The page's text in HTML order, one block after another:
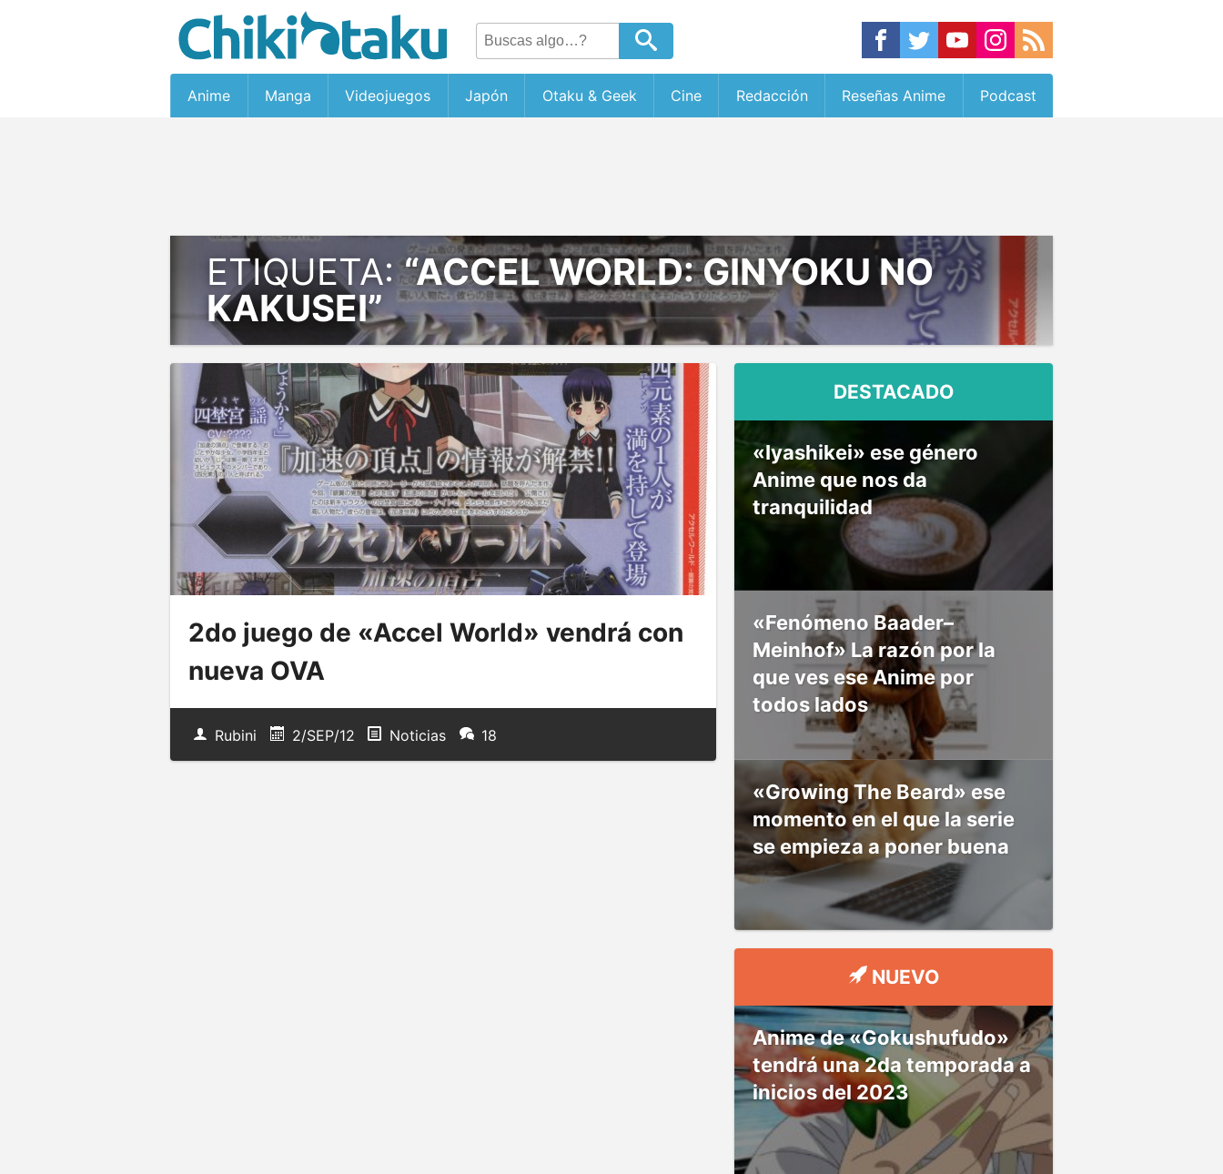
Anime Manga Videojuegos Japón Otaku & Geek Cine Redacción Reseñas Anime Podcast
ETIQUETA:“ACCEL WORLD: GINYOKU NO
KAKUSEI”
2do juego de «Accel World» vendrá con
nueva OVA
Rubini 2/SEP/12 Noticias 18
DESTACADO
«Iyashikei» ese género
Anime que nos da
tranquilidad
«Fenómeno Baader–
Meinhof» La razón por la
que ves ese Anime por
todos lados
«Growing The Beard» ese
momento en el que la serie
se empieza a poner buena
NUEVO
Anime de «Gokushufudo»
tendrá una 2da temporada a
inicios del 2023